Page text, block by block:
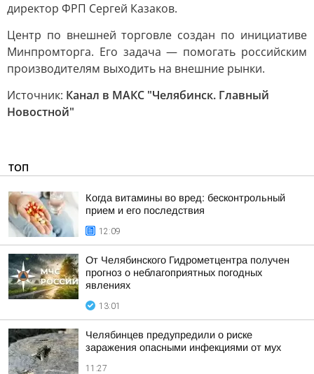
директор ФРП Сергей Казаков.
Центр по внешней торговле создан по инициативе
Минпромторга. Его задача — помогать российским
производителям выходить на внешние рынки.
Источник: Канал в МАКС "Челябинск. Главный
Новостной"
ТОП
Когда витамины во вред: бесконтрольный
прием и его последствия
12:09
От Челябинского Гидрометцентра получен
прогноз о неблагоприятных погодных
явлениях
13:01
Челябинцев предупредили о риске
заражения опасными инфекциями от мух
11:27